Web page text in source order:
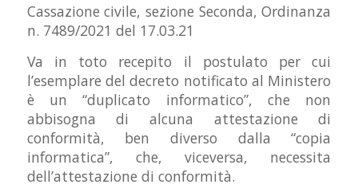
Cassazione civile, sezione Seconda, Ordinanza
n. 7489/2021 del 17.03.21
Va in toto recepito il postulato per cui
l’esemplare del decreto notificato al Ministero
è un “duplicato informatico”, che non
abbisogna di alcuna attestazione di
conformità, ben diverso dalla “copia
informatica”, che, viceversa, necessita
dell’attestazione di conformità.